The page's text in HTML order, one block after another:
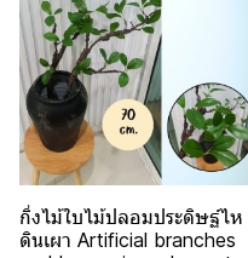
กิ่งไม้ใบไม้ปลอมประดิษฐ์ไห
ดินเผา Artificial branches